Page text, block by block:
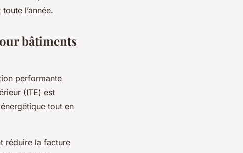
l’année.
bâtiments
performante
(ITE) est
tout en
réduire la facture